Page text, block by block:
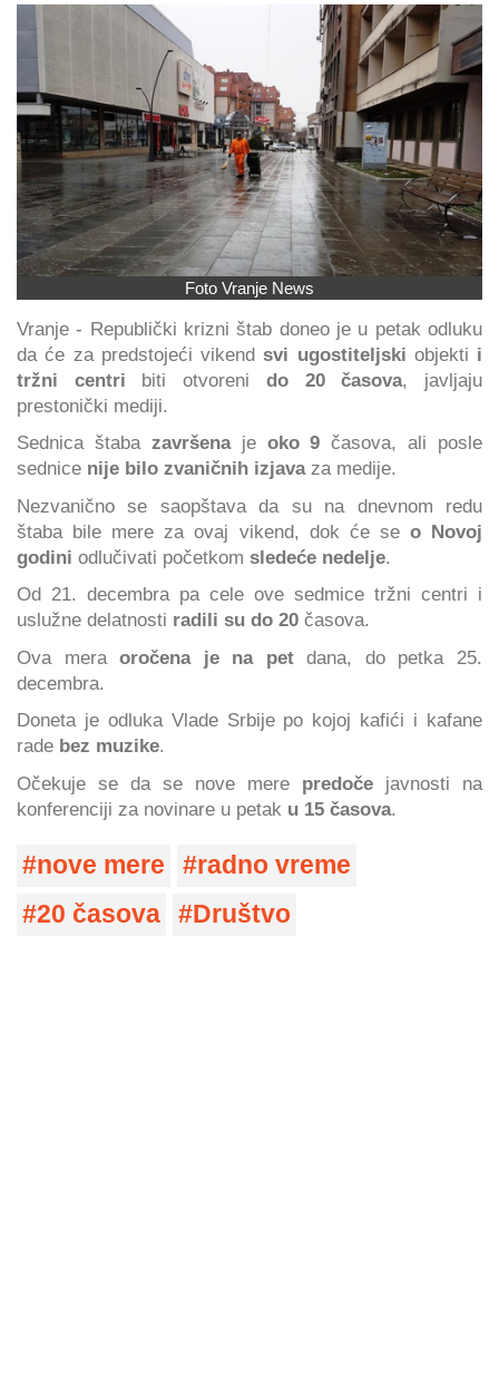
Foto Vranje News
Vranje - Republički krizni štab doneo je u petak odluku
da će za predstojeći vikendsvi ugostiteljski objekti i
tržni centri biti otvoreni do 20 časova, javljaju
prestonički mediji.
Sednica štaba završenaje oko 9 časova, ali posle
sednice nije bilo zvaničnih izjavaza medije.
Nezvanično se saopštava da su na dnevnom redu
štaba bile mere za ovaj vikend, dok će seo Novoj
godini odlučivati početkom sledeće nedelje.
Od 21. decembra pa cele ove sedmice tržni centri i
uslužne delatnosti radili su do 20 časova.
Ova meraoročena je na petdana, do petka 25.
decembra.
Doneta je odluka Vlade Srbije po kojoj kafići i kafane
rade bez muzike.
Očekuje se da se nove mere predoče javnosti na
konferenciji za novinare u petak u 15 časova.
nove mere
radno vreme
20 časova
Društvo